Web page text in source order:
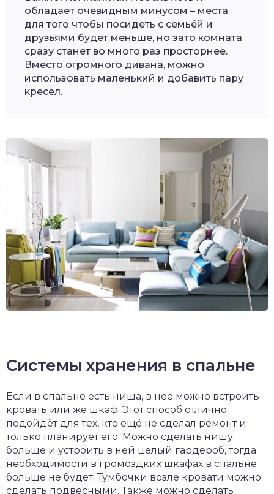
обладает очевидным минусом – места
для того чтобы посидеть с семьёй и
друзьями будет меньше, но зато комната
сразу станет во много раз просторнее.
Вместо огромного дивана, можно
использовать маленький и добавить пару
кресел.
Системы хранения в спальне
Если в спальне есть ниша, в неё можно встроить
кровать или же шкаф. Этот способ отлично
подойдёт для тех, кто ещё не сделал ремонт и
только планирует его. Можно сделать нишу
больше и устроить в ней целый гардероб, тогда
необходимости в громоздких шкафах в спальне
больше не будет. Тумбочки возле кровати можно
сделать подвесными. Также можно сделать